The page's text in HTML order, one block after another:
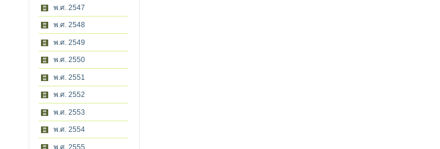
พ.ศ. 2547
พ.ศ. 2548
พ.ศ. 2549
พ.ศ. 2550
พ.ศ. 2551
พ.ศ. 2552
พ.ศ. 2553
พ.ศ. 2554
พ.ศ. 2555